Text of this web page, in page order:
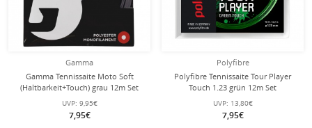
Gamma
Gamma Tennissaite Moto Soft
(Haltbarkeit+Touch) grau 12m Set
UVP: 9,95€
7,95€
Polyfibre
Polyfibre Tennissaite Tour Player
Touch 1.23 grün 12m Set
UVP: 13,80€
7,95€